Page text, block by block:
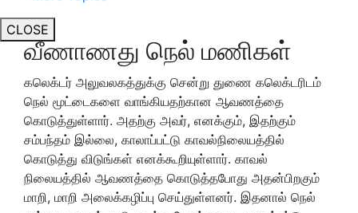
CLOSE
வீணாணது நெல் மணிகள்
கலெக்டர் அலுவலகத்துக்கு சென்று துணை கலெக்டரிடம்
நெல் மூட்டைகளை வாங்கியதற்கான ஆவணத்தை
கொடுத்துள்ளார். அதற்கு அவர், எனக்கும், இதற்கும்
சம்பந்தம் இல்லை, காலாப்பட்டு காவல்நிலையத்தில்
கொடுத்து விடுங்கள் எனக்கூறியுள்ளார். காவல்
நிலையத்தில் ஆவணத்தை கொடுத்தபோது அதன்பிறகும்
மாறி, மாறி அலைக்கழிப்பு செய்துள்ளனர். இதனால் நெல்